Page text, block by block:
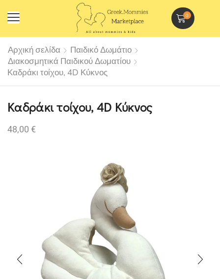
0
Αρχική σελίδα
Παιδικό Δωμάτιο
Διακοσμητικά Παιδικού Δωματίου
Καδράκι τοίχου, 4D Κύκνος
Καδράκι τοίχου, 4D Κύκνος
48,00 €